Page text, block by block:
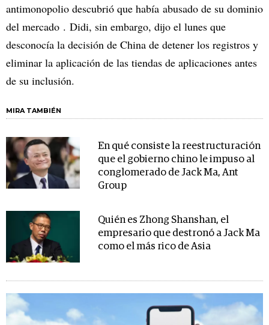
antimonopolio descubrió que había abusado de su dominio
del mercado . Didi, sin embargo, dijo el lunes que
desconocía la decisión de China de detener los registros y
eliminar la aplicación de las tiendas de aplicaciones antes
de su inclusión.
MIRA TAMBIÉN
En qué consiste la reestructuración
que el gobierno chino le impuso al
conglomerado de Jack Ma, Ant
Group
Quién es Zhong Shanshan, el
empresario que destronó a Jack Ma
como el más rico de Asia